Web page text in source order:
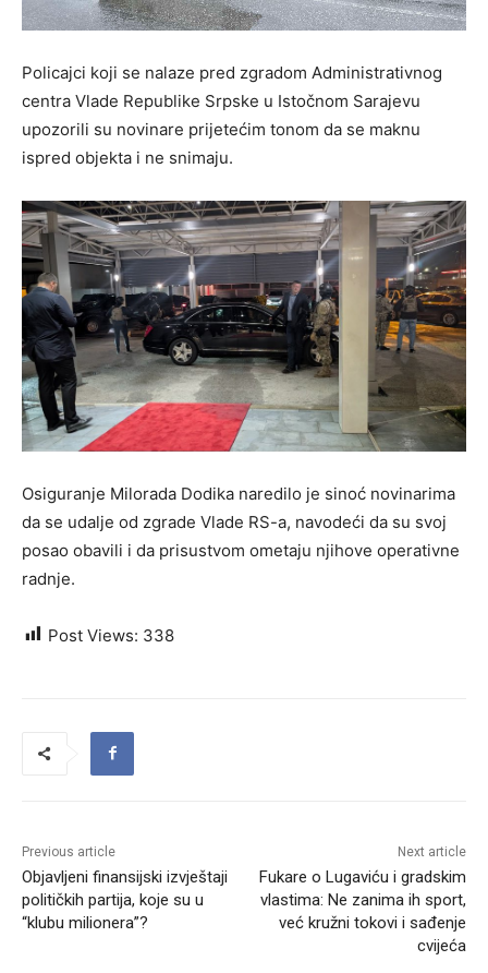
Policajci koji se nalaze pred zgradom Administrativnog
centra Vlade Republike Srpske u Istočnom Sarajevu
upozorili su novinare prijetećim tonom da se maknu
ispred objekta i ne snimaju.
Osiguranje Milorada Dodika naredilo je sinoć novinarima
da se udalje od zgrade Vlade RS-a, navodeći da su svoj
posao obavili i da prisustvom ometaju njihove operativne
radnje.
Post Views: 338
Previous article
Objavljeni finansijski izvještaji
političkih partija, koje su u
“klubu milionera”?
Next article
Fukare o Lugaviću i gradskim
vlastima: Ne zanima ih sport,
već kružni tokovi i sađenje
cvijeća